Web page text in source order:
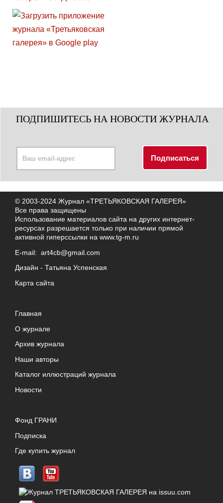
ПОДПИШИТЕСЬ НА НОВОСТИ ЖУРНАЛА
© 2003-2024 Журнал «ТРЕТЬЯКОВСКАЯ ГАЛЕРЕЯ»
Все права защищены
Использование материалов сайта на других интернет-
ресурсах разрешается только при наличии прямой
активной гиперссылки на www.tg-m.ru
E-mail: art4cb@gmail.com
Дизайн - Татьяна Успенская
Карта сайта
Главная
О журнале
Архив журнала
Наши авторы
Каталог иллюстраций журнала
Новости
Фонд ГРАНИ
Подписка
Где купить журнал